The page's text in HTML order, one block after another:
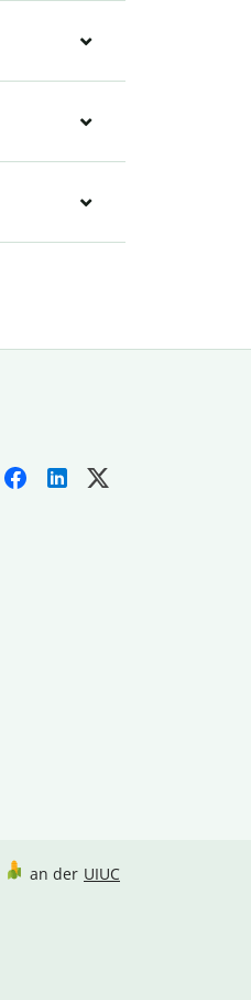
an der UIUC